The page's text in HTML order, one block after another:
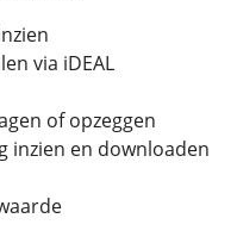
via iDEAL
of opzeggen
inzien en downloaden